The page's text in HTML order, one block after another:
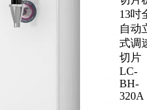
13吋
自动
式调
切片
LC-
BH-
320A